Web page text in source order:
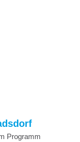
Programm